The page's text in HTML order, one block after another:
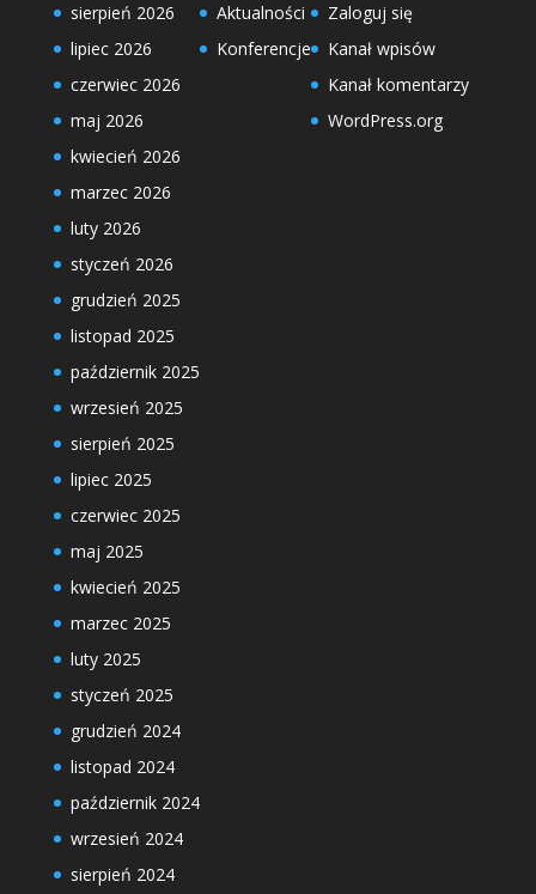
sierpień 2026
lipiec 2026
czerwiec 2026
maj 2026
kwiecień 2026
marzec 2026
luty 2026
styczeń 2026
grudzień 2025
listopad 2025
październik 2025
wrzesień 2025
sierpień 2025
lipiec 2025
czerwiec 2025
maj 2025
kwiecień 2025
marzec 2025
luty 2025
styczeń 2025
grudzień 2024
listopad 2024
październik 2024
wrzesień 2024
sierpień 2024
Aktualności
Konferencje
Zaloguj się
Kanał wpisów
Kanał komentarzy
WordPress.org